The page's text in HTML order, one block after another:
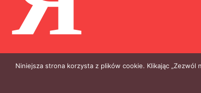
Niniejsza strona korzysta z plików cookie. Klikając